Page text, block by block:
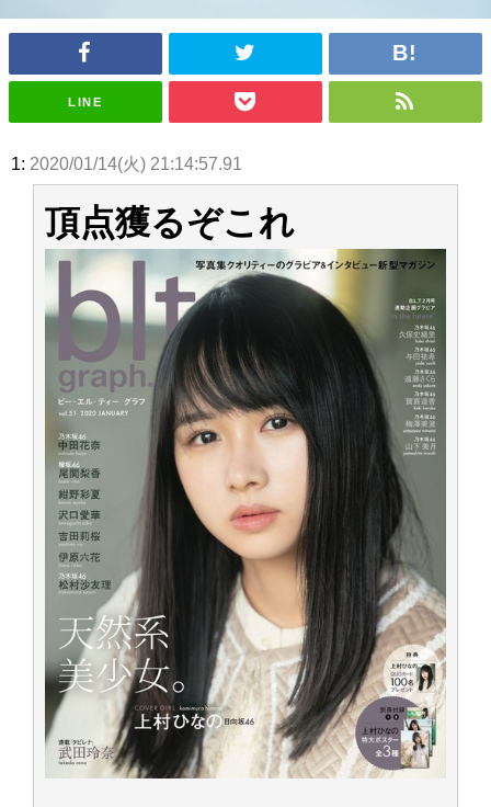
アイドル – ぷぅアンテナ / 【乃木坂46】井上和の『なぎおはぎ』って こん
ぺいとう×いちごみるく×マヨラー星人 と同じと考えてよろしいですか？
ｗｗｗｗｗｗｗｗｗｗ
かけまくったうちの息子が団地住みの貧乏に学歴で負けた」
Powered by livedoor 相互RSS
LINE
1: 2020/01/14(火) 21:14:57.91
頂点獲るぞこれ